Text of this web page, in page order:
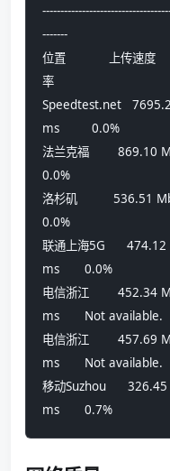
-------
位置            上传速度
率
Speedtest.net
ms         0.0%
法兰克福        869.10
0.0%
洛杉矶          536.51
0.0%
联通上海5G
ms       0.0%
电信浙江        452.34
ms       Not available.
电信浙江        457.69
ms       Not available.
移动Suzhou
ms       0.7%